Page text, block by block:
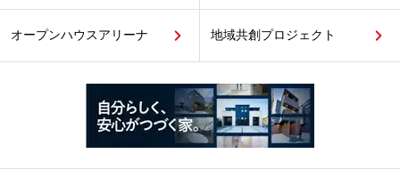
オープンハウスアリーナ 地域共創プロジェクト